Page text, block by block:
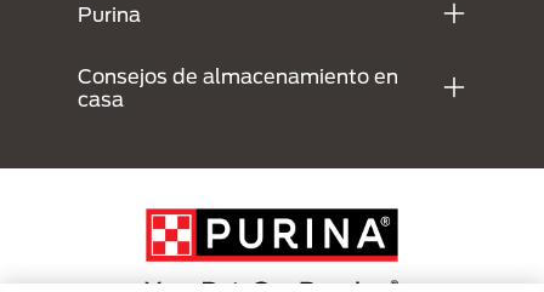
Purina
Consejos de almacenamiento en
casa